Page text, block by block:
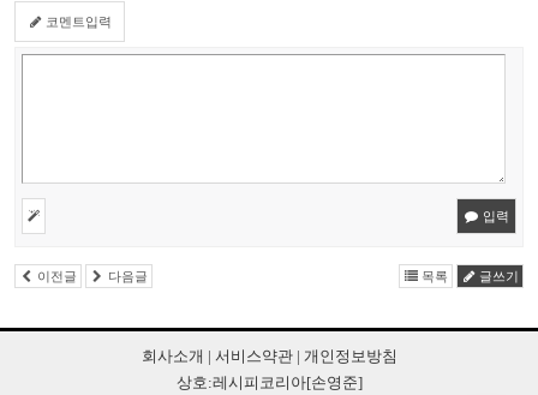
코멘트입력
입력
이전글 다음글 목록 글쓰기
회사소개 | 서비스약관| 개인정보방침
상호:레시피코리아[손영준]